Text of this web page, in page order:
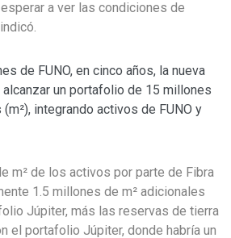
a ver las condiciones de
de FUNO, en cinco años, la nueva
un portafolio de 15 millones
integrando activos de FUNO y
m² de los activos por parte de Fibra
1.5 millones de m² adicionales
Júpiter, más las reservas de tierra
el portafolio Júpiter, donde habría un